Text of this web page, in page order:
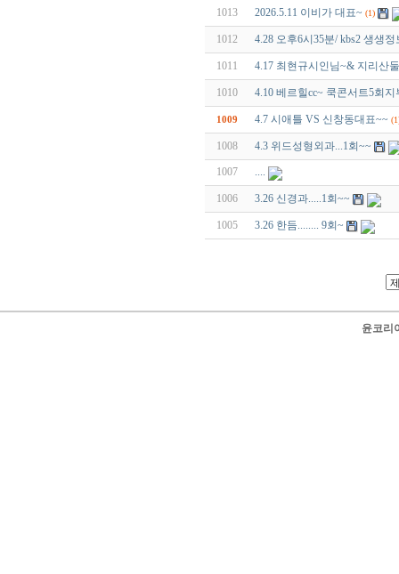
1013 2026.5.11 이비가 대표~ (1)
1012 4.28 오후6시35분/ kbs2 생생
1011 4.17 최현규시인님~& 지리산
1010 4.10 베르힐cc~ 쿡콘서트5회지
1009 4.7 시애틀 VS 신창동대표~~
1008 4.3 위드성형외과...1회~~
1007 ....
1006 3.26 신경과.....1회~~
1005 3.26 한듬........ 9회~
윤코리